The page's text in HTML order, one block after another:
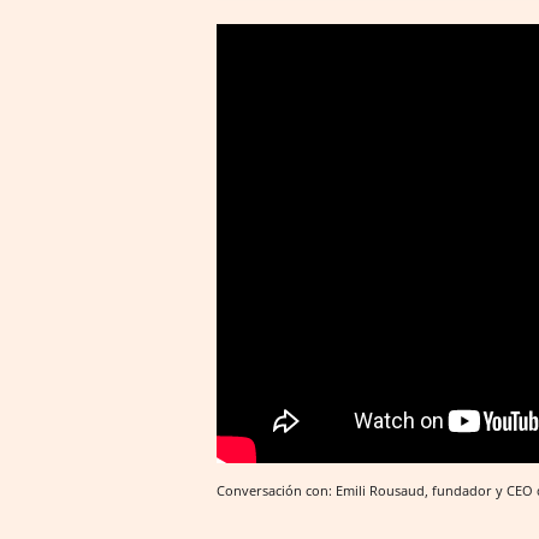
Conversación con: Emili Rousaud, fundador y CEO